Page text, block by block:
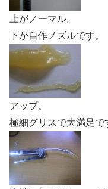
上がノーマル。
下が自作ノズルです。
アップ。
極細グリスで大満足で